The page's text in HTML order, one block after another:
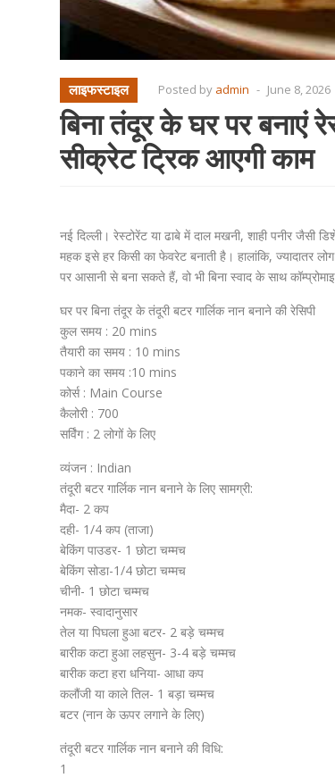
लाइफस्टाइल Posted by admin - June 8, 2026
बिना तंदूर के घर पर बनाएं
सीक्रेट ट्रिक आएगी काम
नई दिल्ली। रेस्टोरेंट या ढाबे में दाल मखनी, शाही पनीर जैसी
महक इसे हर किसी का फेवरेट बनाती है। हालांकि, ज्यादातर
पर आसानी से बना सकते हैं, वो भी बिना स्वाद के साथ
घर पर बिना तंदूर के तंदूरी बटर गार्लिक नान बनाने की रेसिपी
कुल समय : 20 mins
तैयारी का समय : 10 mins
पकाने का समय :10 mins
कोर्स : Main Course
कैलोरी : 700
सर्विंग : 2 लोगों के लिए
व्यंजन : Indian
तंदूरी बटर गार्लिक नान बनाने के लिए सामग्री:
मैदा- 2 कप
दही- 1/4 कप (ताजा)
बेकिंग पाउडर- 1 छोटा चम्मच
बेकिंग सोडा-1/4 छोटा चम्मच
चीनी- 1 छोटा चम्मच
नमक- स्वादानुसार
तेल या पिघला हुआ बटर- 2 बड़े चम्मच
बारीक कटा हुआ लहसुन- 3-4 बड़े चम्मच
बारीक कटा हरा धनिया- आधा कप
कलौंजी या काले तिल- 1 बड़ा चम्मच
बटर (नान के ऊपर लगाने के लिए)
तंदूरी बटर गार्लिक नान बनाने की विधि:
1